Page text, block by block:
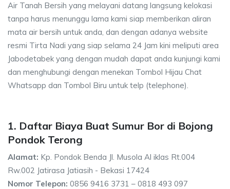
Air Tanah Bersih yang melayani datang langsung kelokasi
tanpa harus menunggu lama kami siap memberikan aliran
mata air bersih untuk anda, dan dengan adanya website
resmi Tirta Nadi yang siap selama 24 Jam kini meliputi area
Jabodetabek yang dengan mudah dapat anda kunjungi kami
dan menghubungi dengan menekan Tombol Hijau Chat
Whatsapp dan Tombol Biru untuk telp (telephone).
1. Daftar Biaya Buat Sumur Bor di Bojong
Pondok Terong
Alamat: Kp. Pondok Benda Jl. Musola Al iklas Rt.004
Rw.002 Jatirasa Jatiasih - Bekasi 17424
Nomor Telepon: 0856 9416 3731 – 0818 493 097